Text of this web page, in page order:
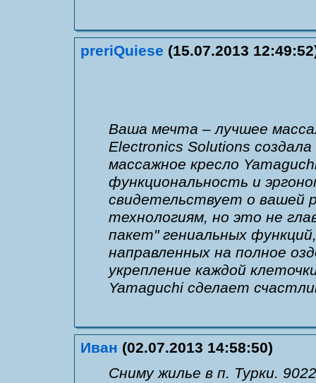
preriQuiese (15.07.2013
Ваша мечта – лучшее
Electronics Solutions
массажное кресло
функциональность и
свидетельствует о вашей
технологиям, но это не
пакет" гениальных
направленных на полное
укрепление каждой
Yamaguchi сделает
Иван (02.07.2013 14:58:50)
Сниму жилье в п. Турки.